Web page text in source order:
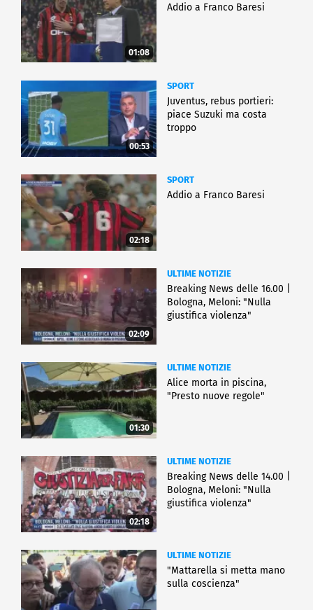
01:08
Addio a Franco Baresi
00:53
SPORT
Juventus, rebus portieri:
piace Suzuki ma costa
troppo
02:18
SPORT
Addio a Franco Baresi
02:09
ULTIME NOTIZIE
Breaking News delle 16.00 |
Bologna, Meloni: "Nulla
giustifica violenza"
01:30
ULTIME NOTIZIE
Alice morta in piscina,
"Presto nuove regole"
02:18
ULTIME NOTIZIE
Breaking News delle 14.00 |
Bologna, Meloni: "Nulla
giustifica violenza"
ULTIME NOTIZIE
"Mattarella si metta mano
sulla coscienza"